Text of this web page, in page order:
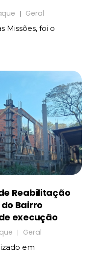
Geral
Missões, foi o
Reabilitação
Bairro
execução
Geral
em